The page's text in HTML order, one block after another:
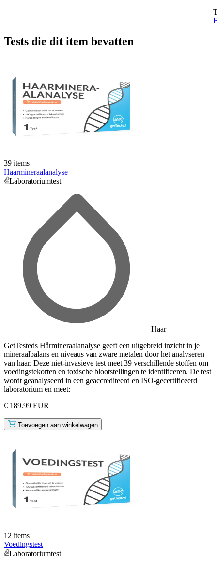
Tests die dit item bevatten
39 items
Haarmineraalanalyse
Laboratoriumtest
Haar
GetTesteds Hårmineraalanalyse geeft een uitgebreid inzicht in je
mineraalbalans en niveaus van zware metalen door het analyseren
van haar. Deze niet-invasieve test meet 39 verschillende stoffen om
voedingstekorten en toxische blootstellingen te identificeren. De test
wordt geanalyseerd in een geaccrediteerd en ISO-gecertificeerd
laboratorium en meet:
€ 189.99 EUR
Toevoegen aan winkelwagen
12 items
Voedingstest
Laboratoriumtest